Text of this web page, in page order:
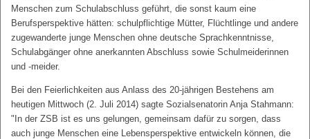
Menschen zum Schulabschluss geführt, die sonst kaum eine
Berufsperspektive hätten: schulpflichtige Mütter, Flüchtlinge und andere
zugewanderte junge Menschen ohne deutsche Sprachkenntnisse,
Schulabgänger ohne anerkannten Abschluss sowie Schulmeiderinnen
und -meider.
Bei den Feierlichkeiten aus Anlass des 20-jährigen Bestehens am
heutigen Mittwoch (2. Juli 2014) sagte Sozialsenatorin Anja Stahmann:
"In der ZSB ist es uns gelungen, gemeinsam dafür zu sorgen, dass
auch junge Menschen eine Lebensperspektive entwickeln können, die